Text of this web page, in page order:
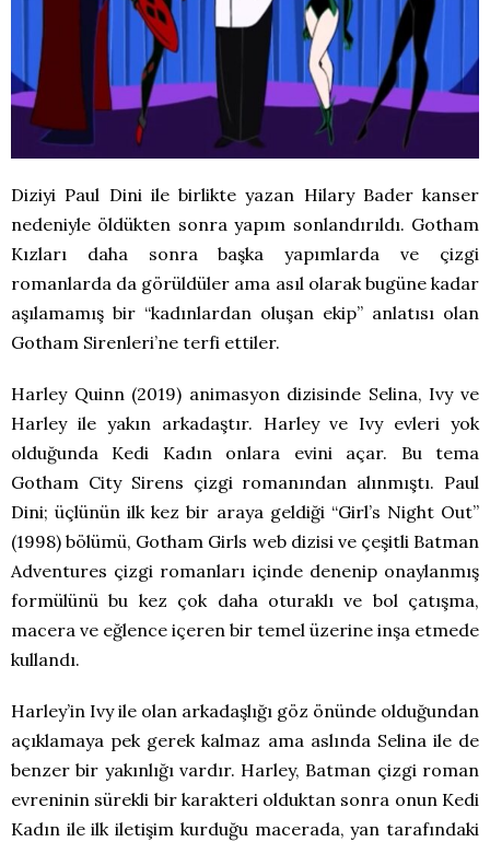
Diziyi Paul Dini ile birlikte yazan Hilary Bader kanser
nedeniyle öldükten sonra yapım sonlandırıldı. Gotham
Kızları daha sonra başka yapımlarda ve çizgi
romanlarda da görüldüler ama asıl olarak bugüne kadar
aşılamamış bir “kadınlardan oluşan ekip” anlatısı olan
Gotham Sirenleri’ne terfi ettiler.
Harley Quinn (2019) animasyon dizisinde Selina, Ivy ve
Harley ile yakın arkadaştır. Harley ve Ivy evleri yok
olduğunda Kedi Kadın onlara evini açar. Bu tema
Gotham City Sirens çizgi romanından alınmıştı. Paul
Dini; üçlünün ilk kez bir araya geldiği “Girl’s Night Out”
(1998) bölümü, Gotham Girls web dizisi ve çeşitli Batman
Adventures çizgi romanları içinde denenip onaylanmış
formülünü bu kez çok daha oturaklı ve bol çatışma,
macera ve eğlence içeren bir temel üzerine inşa etmede
kullandı.
Harley’in Ivy ile olan arkadaşlığı göz önünde olduğundan
açıklamaya pek gerek kalmaz ama aslında Selina ile de
benzer bir yakınlığı vardır. Harley, Batman çizgi roman
evreninin sürekli bir karakteri olduktan sonra onun Kedi
Kadın ile ilk iletişim kurduğu macerada, yan tarafındaki